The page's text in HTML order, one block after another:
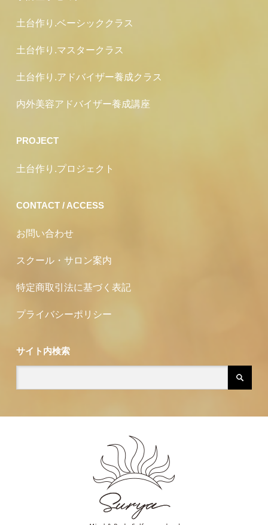
土台作り.ベーシッククラス
土台作り.マスタークラス
土台作り.アドバイザー養成クラス
内外美容アドバイザー養成講座
PROJECT
土台作り.プロジェクト
CONTACT / ACCESS
お問い合わせ
スクール・サロン案内
特定商取引法に基づく表記
プライバシーポリシー
サイト内検索